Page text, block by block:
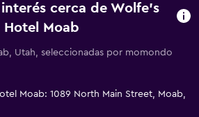
cerca de Wolfe's
Hotel Moab
Utah, seleccionadas por momondo
Moab: 1089 North Main Street, Moab,